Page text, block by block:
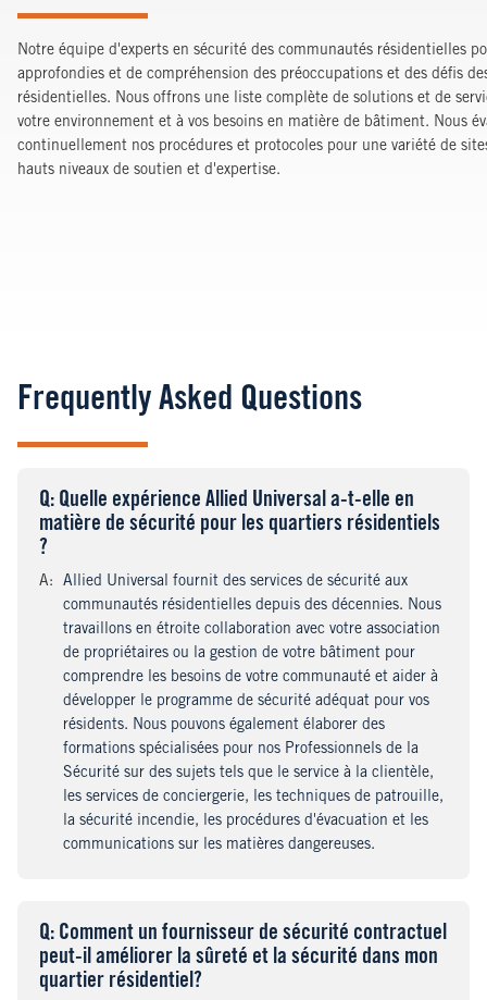
Notre équipe d'experts en sécurité des communautés résidentielles
approfondies et de compréhension des préoccupations et des défis
résidentielles. Nous offrons une liste complète de solutions et de
votre environnement et à vos besoins en matière de bâtiment. Nous
continuellement nos procédures et protocoles pour une variété de
hauts niveaux de soutien et d'expertise.
Frequently Asked Questions
Question
: Quelle expérience Allied Universal a-t-elle en
matière de sécurité pour les quartiers résidentiels
?
Answer
:
Allied Universal fournit des services de sécurité aux
communautés résidentielles depuis des décennies. Nous
travaillons en étroite collaboration avec votre association
de propriétaires ou la gestion de votre bâtiment pour
comprendre les besoins de votre communauté et aider à
développer le programme de sécurité adéquat pour vos
résidents. Nous pouvons également élaborer des
formations spécialisées pour nos Professionnels de la
Sécurité sur des sujets tels que le service à la clientèle,
les services de conciergerie, les techniques de patrouille,
la sécurité incendie, les procédures d'évacuation et les
communications sur les matières dangereuses.
Question
: Comment un fournisseur de sécurité contractuel
peut-il améliorer la sûreté et la sécurité dans mon
quartier résidentiel?